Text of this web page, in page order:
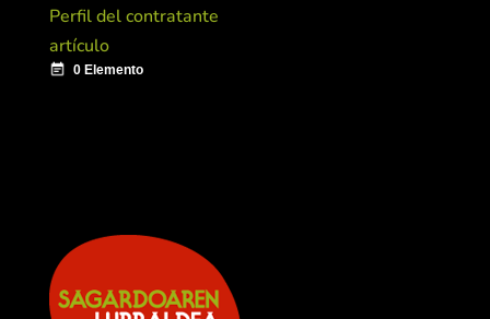
Perfil del contratante
artículo